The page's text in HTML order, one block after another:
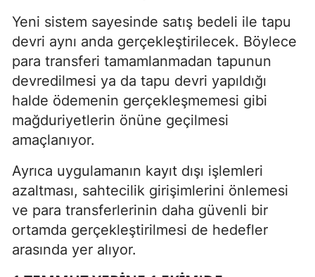
Yeni sistem sayesinde satış bedeli ile tapu
devri aynı anda gerçekleştirilecek. Böylece
para transferi tamamlanmadan tapunun
devredilmesi ya da tapu devri yapıldığı
halde ödemenin gerçekleşmemesi gibi
mağduriyetlerin önüne geçilmesi
amaçlanıyor.
Ayrıca uygulamanın kayıt dışı işlemleri
azaltması, sahtecilik girişimlerini önlemesi
ve para transferlerinin daha güvenli bir
ortamda gerçekleştirilmesi de hedefler
arasında yer alıyor.